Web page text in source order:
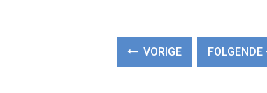
VORIGE FOLGENDE